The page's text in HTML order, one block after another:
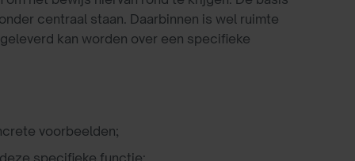
centraal staan. Daarbinnen is wel ruimte
kan worden over een specifieke
voorbeelden;